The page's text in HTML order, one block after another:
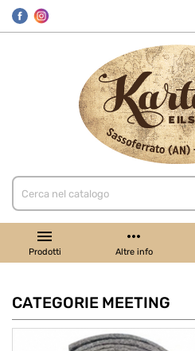

Prodotti
more_horiz
Altre info
components/Products.class.php
CATEGORIE MEETING